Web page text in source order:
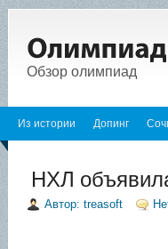
Обзор олимпиад
Из истории Допинг
НХЛ
Автор: treasoft